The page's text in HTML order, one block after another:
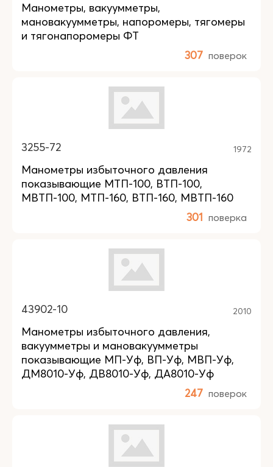
Манометры, вакуумметры,
мановакуумметры, напоромеры, тягомеры
и тягонапоромеры ФТ
307 поверок
3255-72 1972
Манометры избыточного давления
показывающие МТП-100, ВТП-100,
МВТП-100, МТП-160, ВТП-160, МВТП-160
301 поверка
43902-10 2010
Манометры избыточного давления,
вакуумметры и мановакуумметры
показывающие МП-Уф, ВП-Уф, МВП-Уф,
ДМ8010-Уф, ДВ8010-Уф, ДА8010-Уф
247 поверок